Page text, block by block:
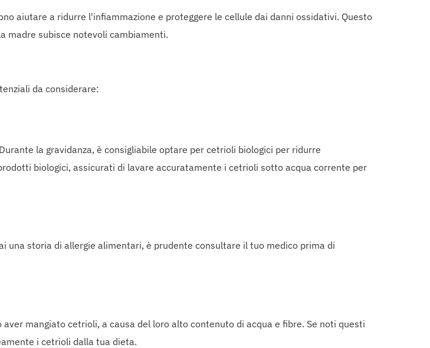
aiutare a ridurre l'infiammazione e proteggere le cellule dai danni ossidativi. Questo
madre subisce notevoli cambiamenti.
da considerare:
la gravidanza, è consigliabile optare per cetrioli biologici per ridurre
biologici, assicurati di lavare accuratamente i cetrioli sotto acqua corrente per
una storia di allergie alimentari, è prudente consultare il tuo medico prima di
mangiato cetrioli, a causa del loro alto contenuto di acqua e fibre. Se noti questi
i cetrioli dalla tua dieta.